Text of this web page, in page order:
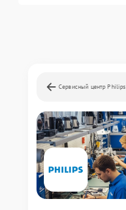
Сервисный центр Philips